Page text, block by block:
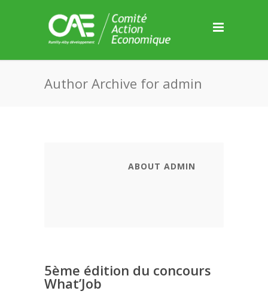
Author Archive for admin
ABOUT ADMIN
5ème édition du concours
What’Job